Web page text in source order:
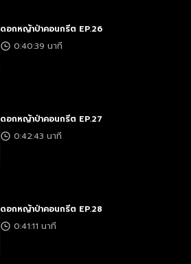
ดอกหญ้าป่าคอนกรีต EP.26
0:40:39 นาที
ดอกหญ้าป่าคอนกรีต EP.27
0:42:43 นาที
ดอกหญ้าป่าคอนกรีต EP.28
0:41:11 นาที